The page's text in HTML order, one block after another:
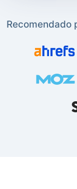
Recomendado